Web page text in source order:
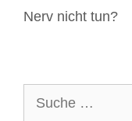
Nerv nicht tun?
nach: